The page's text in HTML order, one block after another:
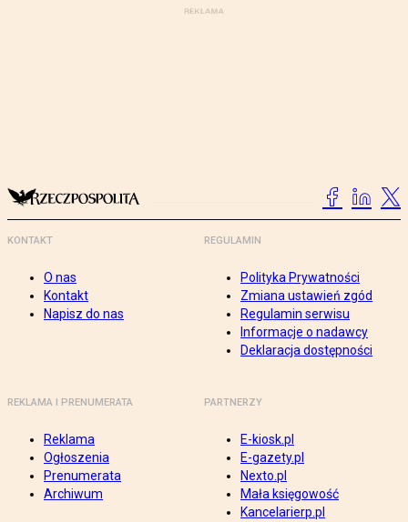
KONTAKT
O nas
Kontakt
Napisz do nas
REGULAMIN
Polityka Prywatności
Zmiana ustawień zgód
Regulamin serwisu
Informacje o nadawcy
Deklaracja dostępności
REKLAMA I PRENUMERATA
Reklama
Ogłoszenia
Prenumerata
Archiwum
PARTNERZY
E-kiosk.pl
E-gazety.pl
Nexto.pl
Mała księgowość
Kancelarierp.pl